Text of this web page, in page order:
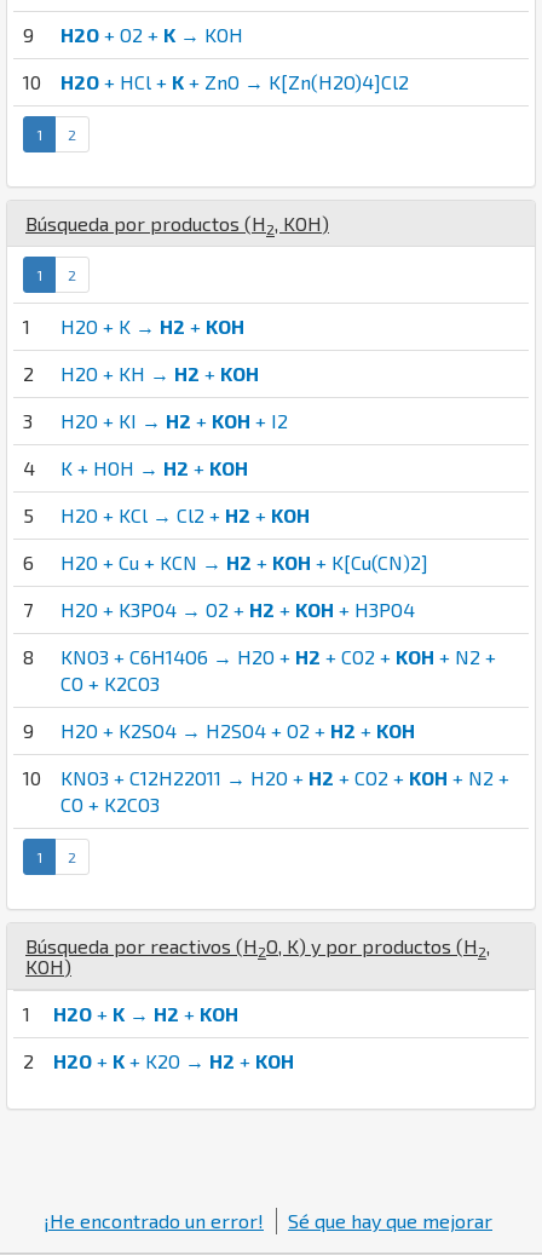
9 H2O + O2 + K → KOH
10 H2O + HCl + K + ZnO → K[Zn(H2O)4]Cl2
1 2
Búsqueda por productos (H 2 KOH)
1 2
1 H2O + K → H2 + KOH
2 H2O + KH → H2 + KOH
3 H2O + KI → H2 + KOH + I2
4 K + HOH → H2 + KOH
5 H2O + KCl → Cl2 + H2 + KOH
6 H2O + Cu + KCN → H2 + KOH + K[Cu(CN)2]
7 H2O + K3PO4 → O2 + H2 + KOH + H3PO4
8 KNO3 + C6H14O6 → H2O + H2 + CO2 + KOH + N2 +
CO + K2CO3
9 H2O + K2SO4 → H2SO4 + O2 + H2 + KOH
10 KNO3 + C12H22O11 → H2O + H2 + CO2 + KOH + N2 +
CO + K2CO3
1 2
Búsqueda por reactivos (H 2O K) y por productos (H 2
KOH)
1 H2O + K → H2 + KOH
2 H2O + K + K2O → H2 + KOH
¡He encontrado un error! Sé que hay que mejorar